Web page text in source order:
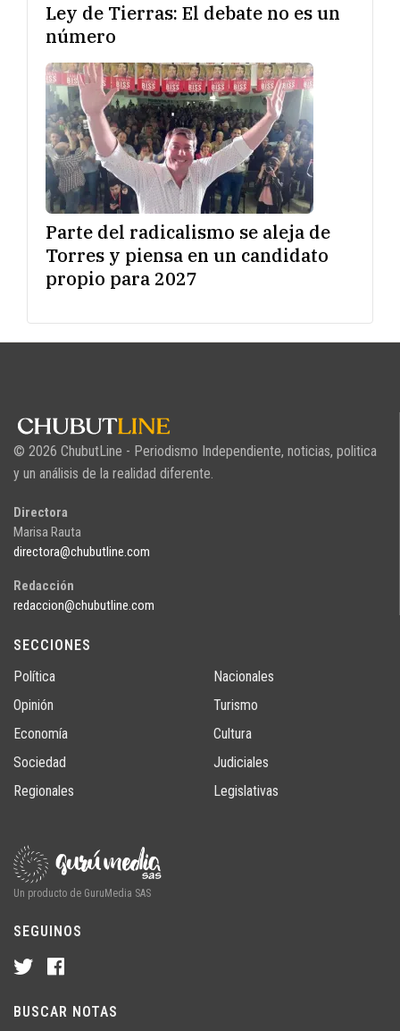
Ley de Tierras: El debate no es un
número
Parte del radicalismo se aleja de
Torres y piensa en un candidato
propio para 2027
© 2026 ChubutLine - Periodismo Independiente, noticias, politica
y un análisis de la realidad diferente.
Directora
Marisa Rauta
directora@chubutline.com
Redacción
redaccion@chubutline.com
SECCIONES
Política
Opinión
Economía
Sociedad
Regionales
Nacionales
Turismo
Cultura
Judiciales
Legislativas
Un producto de GuruMedia SAS
SEGUINOS
BUSCAR NOTAS